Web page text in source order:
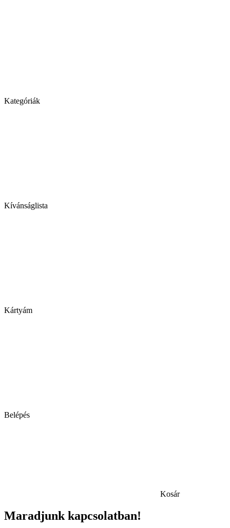
Kategóriák
Kívánságlista
Kártyám
Belépés
Kosár
Maradjunk kapcsolatban!